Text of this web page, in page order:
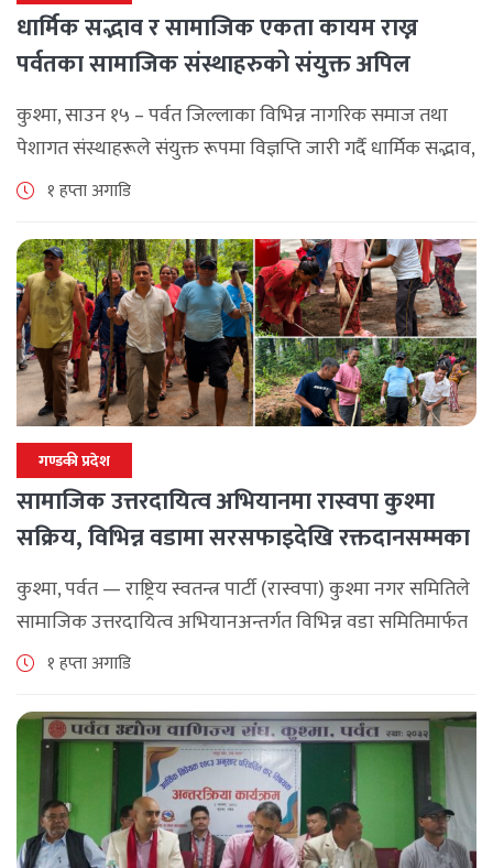
धार्मिक सद्भाव र सामाजिक एकता कायम राख्न
पर्वतका सामाजिक संस्थाहरुको संयुक्त अपिल
कुश्मा, साउन १५ – पर्वत जिल्लाका विभिन्न नागरिक समाज तथा
पेशागत संस्थाहरूले संयुक्त रूपमा विज्ञप्ति जारी गर्दै धार्मिक सद्भाव,
सामाजिक एकता र कानुनी शासन कायम राख्न सबै पक्षलाई संयमता
१ हप्ता अगाडि
गण्डकी प्रदेश
सामाजिक उत्तरदायित्व अभियानमा रास्वपा कुश्मा
सक्रिय, विभिन्न वडामा सरसफाइदेखि रक्तदानसम्मका
कार्यक्रम
कुश्मा, पर्वत — राष्ट्रिय स्वतन्त्र पार्टी (रास्वपा) कुश्मा नगर समितिले
सामाजिक उत्तरदायित्व अभियानअन्तर्गत विभिन्न वडा समितिमार्फत
समुदाय केन्द्रित र सेवामूलक कार्यक्रम सञ्चालन गरिरहेको जनाएको
१ हप्ता अगाडि